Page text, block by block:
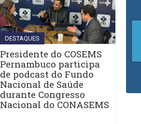
DESTAQUES
Presidente do COSEMS
Pernambuco participa
de podcast do Fundo
Nacional de Saúde
durante Congresso
Nacional do CONASEMS